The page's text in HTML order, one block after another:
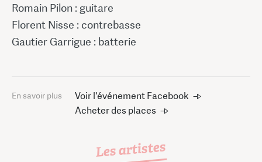
Romain Pilon : guitare
Florent Nisse : contrebasse
Gautier Garrigue : batterie
En savoir plus
Voir l'événement Facebook
Acheter des places
Les artistes